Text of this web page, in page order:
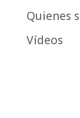
Quienes
Vídeos